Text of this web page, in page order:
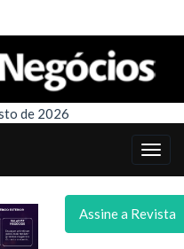
de 2026
Assine a Revista